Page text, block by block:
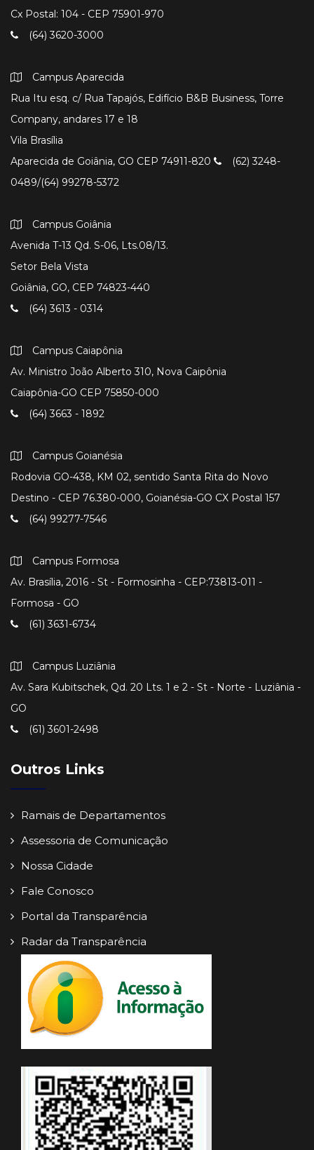
Cx Postal: 104 - CEP 75901-970
(64) 3620-3000
Campus Aparecida
Rua Itu esq. c/ Rua Tapajós, Edifício B&B Business, Torre
Company, andares 17 e 18
Vila Brasília
Aparecida de Goiânia, GO CEP 74911-820
(62) 3248-
0489/(64) 99278-5372
Campus Goiânia
Avenida T-13 Qd. S-06, Lts.08/13.
Setor Bela Vista
Goiânia, GO, CEP 74823-440
(64) 3613 - 0314
Campus Caiapônia
Av. Ministro João Alberto 310, Nova Caipônia
Caiapônia-GO CEP 75850-000
(64) 3663 - 1892
Campus Goianésia
Rodovia GO-438, KM 02, sentido Santa Rita do Novo
Destino - CEP 76.380-000, Goianésia-GO CX Postal 157
(64) 99277-7546
Campus Formosa
Av. Brasília, 2016 - St - Formosinha - CEP:73813-011 -
Formosa - GO
(61) 3631-6734
Campus Luziânia
Av. Sara Kubitschek, Qd. 20 Lts. 1 e 2 - St - Norte - Luziânia -
GO
(61) 3601-2498
Outros Links
Ramais de Departamentos
Assessoria de Comunicação
Nossa Cidade
Fale Conosco
Portal da Transparência
Radar da Transparência